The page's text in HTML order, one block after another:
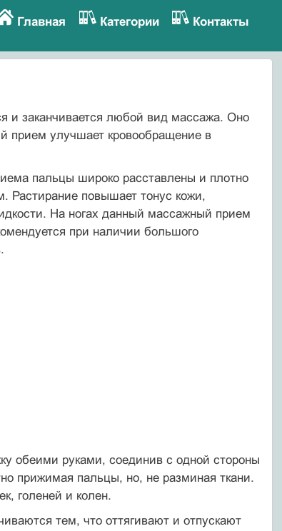
Главная Категории Контакты
и заканчивается любой вид массажа. Оно
прием улучшает кровообращение в
пальцы широко расставлены и плотно
Растирание повышает тонус кожи,
На ногах данный массажный прием
при наличии большого
обеими руками, соединив с одной стороны
прижимая пальцы, но, не разминая ткани.
голеней и колен.
тем, что оттягивают и отпускают